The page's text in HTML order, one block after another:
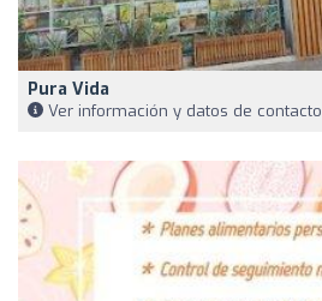
Pura Vida
Ver información y datos de contacto